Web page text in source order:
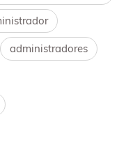
administradores